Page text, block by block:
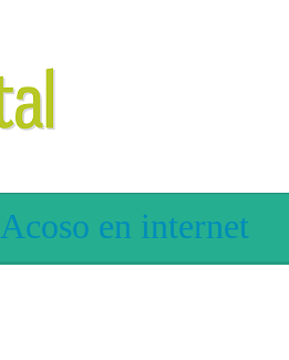
Acoso en internet